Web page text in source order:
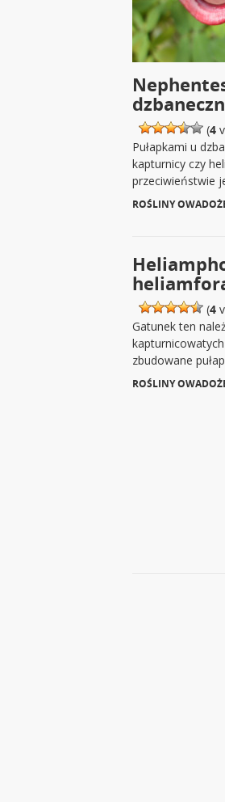
(4
Pułapkami u
kapturnicy czy
przeciwieństwie
ROŚLINY
(4
Gatunek ten
zbudowane
ROŚLINY